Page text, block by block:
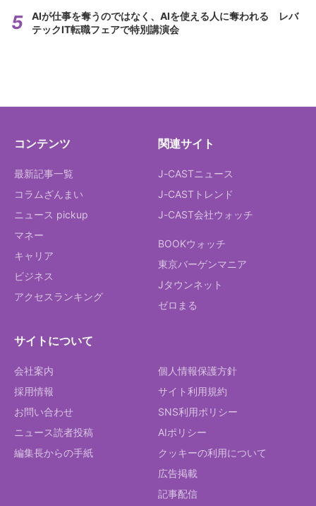
AIが仕事を奪うのではなく、AIを使える人に奪われる レバ
テックIT転職フェアで特別講演会
コンテンツ
最新記事一覧
コラムざんまい
ニュース pickup
マネー
キャリア
ビジネス
アクセスランキング
関連サイト
J-CASTニュース
J-CASTトレンド
J-CAST会社ウォッチ
BOOKウォッチ
東京バーゲンマニア
Jタウンネット
ゼロまる
サイトについて
会社案内
採用情報
お問い合わせ
ニュース読者投稿
編集長からの手紙
個人情報保護方針
サイト利用規約
SNS利用ポリシー
AIポリシー
クッキーの利用について
広告掲載
記事配信